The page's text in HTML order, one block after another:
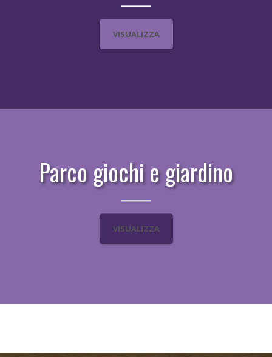
VISUALIZZA
Parco giochi e giardino
VISUALIZZA